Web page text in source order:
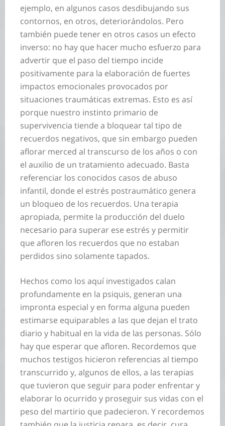
ejemplo, en algunos casos desdibujando sus
contornos, en otros, deteriorándolos. Pero
también puede tener en otros casos un efecto
inverso: no hay que hacer mucho esfuerzo para
advertir que el paso del tiempo incide
positivamente para la elaboración de fuertes
impactos emocionales provocados por
situaciones traumáticas extremas. Esto es así
porque nuestro instinto primario de
supervivencia tiende a bloquear tal tipo de
recuerdos negativos, que sin embargo pueden
aflorar merced al transcurso de los años o con
el auxilio de un tratamiento adecuado. Basta
referenciar los conocidos casos de abuso
infantil, donde el estrés postraumático genera
un bloqueo de los recuerdos. Una terapia
apropiada, permite la producción del duelo
necesario para superar ese estrés y permitir
que afloren los recuerdos que no estaban
perdidos sino solamente tapados.
Hechos como los aquí investigados calan
profundamente en la psiquis, generan una
impronta especial y en forma alguna pueden
estimarse equiparables a las que dejan el trato
diario y habitual en la vida de las personas. Sólo
hay que esperar que afloren. Recordemos que
muchos testigos hicieron referencias al tiempo
transcurrido y, algunos de ellos, a las terapias
que tuvieron que seguir para poder enfrentar y
elaborar lo ocurrido y proseguir sus vidas con el
peso del martirio que padecieron. Y recordemos